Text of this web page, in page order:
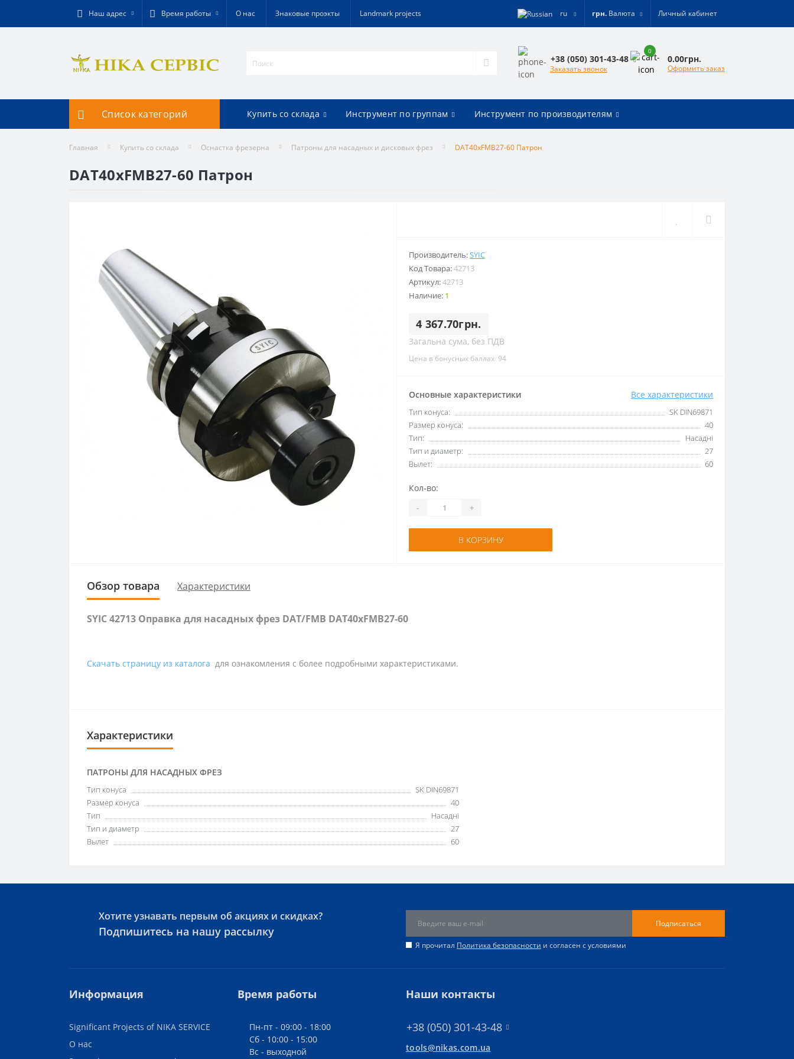
Наш адрес Время работы О нас Знаковые проэкты Landmark projects ru грн. Валюта Личный кабинет
+38 (050) 301-43-48
Заказать звонок
0
0.00грн.
Оформить заказ
Список категорий Купить со склада Инструмент по группам Инструмент по производителям
Главная Купить со склада Оснастка фрезерна Патроны для насадных и дисковых фрез DAT40xFMB27-60 Патрон
DAT40xFMB27-60 Патрон
Производитель:SYIC
Код Товара:42713
Артикул:42713
Наличие: 1
4 367.70грн.
Загальна сума, без ПДВ
Цена в бонусных баллах: 94
Основные характеристики Все характеристики
Тип конуса:
SK DIN69871
Размер конуса:
40
Тип:
Насадні
Тип и диаметр:
27
Вылет:
60
Кол-во:
- +
В КОРЗИНУ
Обзор товара Характеристики
SYIC 42713 Оправка для насадных фрез DAT/FMB DAT40xFMB27-60
Скачать страницу из каталога для ознакомления с более подробными характеристиками.
Характеристики
ПАТРОНЫ ДЛЯ НАСАДНЫХ ФРЕЗ
Тип конуса
SK DIN69871
Размер конуса
40
Тип
Насадні
Тип и диаметр
27
Вылет
60
Хотите узнавать первым об акциях и скидках?
Подпишитесь на нашу рассылку
Подписаться
Я прочитал Политика безопасности и согласен с условиями
Информация
Significant Projects of NIKA SERVICE
О нас
Время работы
Пн-пт - 09:00 - 18:00
Сб - 10:00 - 15:00
Вс - выходной
Наши контакты
+38 (050) 301-43-48
tools@nikas.com.ua